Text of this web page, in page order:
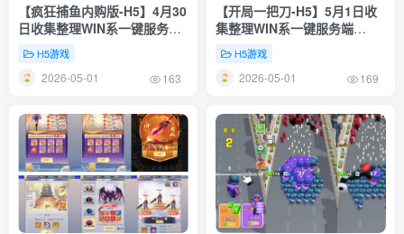
【疯狂捕鱼内购版-H5】4月30
日收集整理WIN系一键服务端-
三网休闲益智H5游戏-带详细
搭建教程及图解
H5游戏
2026-05-01 163
【开局一把刀-H5】5月1日收
集整理WIN系一键服务端
+Linux手工端-三网休闲挂机
H5游戏-带详细搭建教程-上传
网站即玩
H5游戏
2026-05-01 169